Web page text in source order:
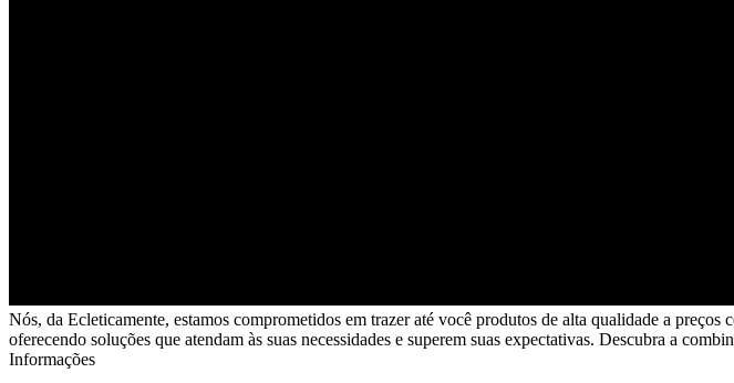
Nós, da Ecleticamente, estamos comprometidos em trazer até você produtos de alta qualidade a
oferecendo soluções que atendam às suas necessidades e superem suas expectativas. Descubra a
Informações